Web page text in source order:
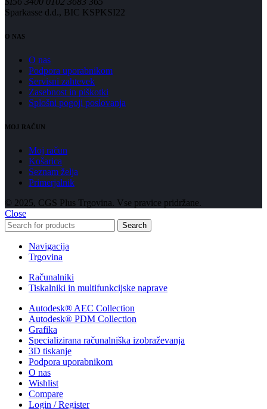
Sparkasse d.d., BIC KSPKSI22
O NAS
O nas
Podpora uporabnikom
Servisni zahtevek
Zasebnost in piškotki
Splošni pogoji poslovanja
MOJ RAČUN
Moj račun
Košarica
Seznam želja
Primerjalnik
© 2025, CGS Plus Trgovina. Vse pravice pridržane.
Close
Search
Navigacija
Trgovina
Računalniki
Tiskalniki in multifunkcijske naprave
Autodesk® AEC Collection
Autodesk® PDM Collection
Grafika
Specializirana računalniška izobraževanja
3D tiskanje
Podpora uporabnikom
O nas
Wishlist
Compare
Login / Register